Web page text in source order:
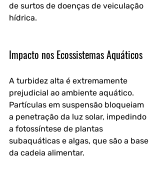
de surtos de doenças de veiculação
hídrica.
Impacto nos Ecossistemas Aquáticos
A turbidez alta é extremamente
prejudicial ao ambiente aquático.
Partículas em suspensão bloqueiam
a penetração da luz solar, impedindo
a fotossíntese de plantas
subaquáticas e algas, que são a base
da cadeia alimentar.